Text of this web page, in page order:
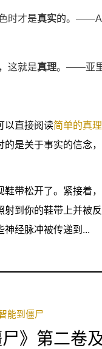
时才是真实的。
这就是真理。——亚里
以直接阅读简单的真理
是关于事实的信念
带松开了。紧接着
到你的鞋带上并被
神经脉冲被传递到...
能到僵尸
》第二卷